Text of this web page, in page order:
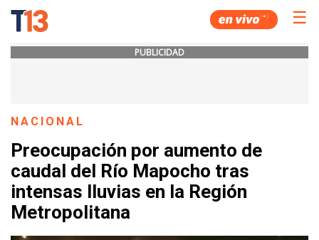
☰
PUBLICIDAD
NACIONAL
Preocupación por aumento de
caudal del Río Mapocho tras
intensas lluvias en la Región
Metropolitana